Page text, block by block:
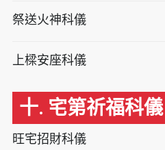
祭送火神科儀
上樑安座科儀
十. 宅第祈福科儀
旺宅招財科儀